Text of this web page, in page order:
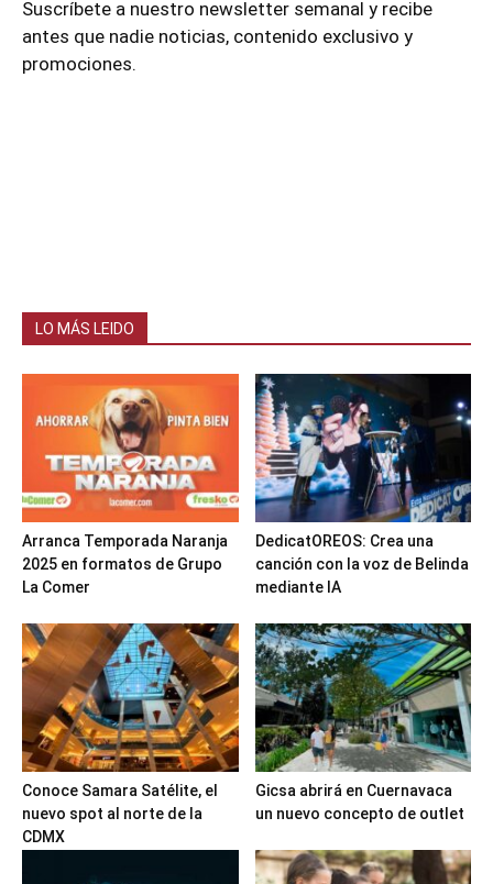
Suscríbete a nuestro newsletter semanal y recibe
antes que nadie noticias, contenido exclusivo y
promociones.
LO MÁS LEIDO
Arranca Temporada Naranja
2025 en formatos de Grupo
La Comer
DedicatOREOS: Crea una
canción con la voz de Belinda
mediante IA
Conoce Samara Satélite, el
nuevo spot al norte de la
CDMX
Gicsa abrirá en Cuernavaca
un nuevo concepto de outlet